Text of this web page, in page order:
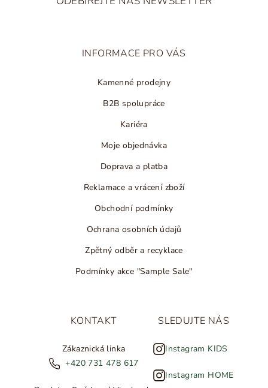
INFORMACE PRO VÁS
Kamenné prodejny
B2B spolupráce
Kariéra
Moje objednávka
Doprava a platba
Reklamace a vrácení zboží
Obchodní podmínky
Ochrana osobních údajů
Zpětný odběr a recyklace
Podmínky akce "Sample Sale"
KONTAKT
Zákaznická linka
+420 731 478 617
SLEDUJTE NÁS
Instagram KIDS
Instagram HOME